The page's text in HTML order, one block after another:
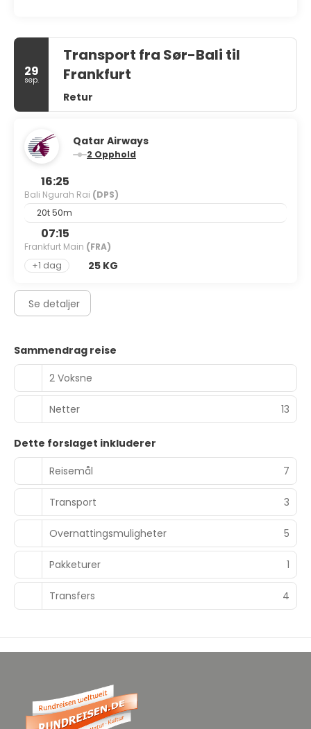
29
sep.
Transport fra Sør-Bali til
Frankfurt
Retur
Qatar Airways
2 Opphold
16:25
Bali Ngurah Rai (DPS)
20t 50m
07:15
Frankfurt Main (FRA)
+1 dag
25 KG
Se detaljer
Sammendrag reise
2 Voksne
Netter 13
Dette forslaget inkluderer
Reisemål
7
Transport 3
Overnattingsmuligheter 5
Pakketurer 1
Transfers 4